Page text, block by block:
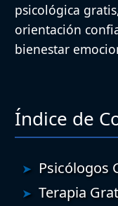
psicológica
orientación
bienestar
Índice de
Psicólogos
Terapia